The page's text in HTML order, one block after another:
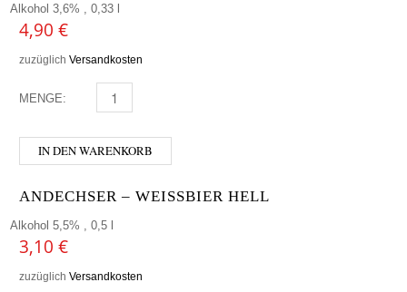
Alkohol 3,6% , 0,33 l
4,90 €
zuzüglich Versandkosten
MENGE: MONGOZO - COCONUT MENGE
IN DEN WARENKORB
ANDECHSER – WEISSBIER HELL
Alkohol 5,5% , 0,5 l
3,10 €
zuzüglich Versandkosten